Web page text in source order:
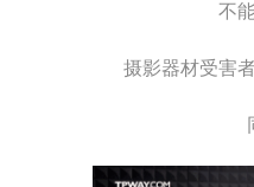
不
摄影器材受害